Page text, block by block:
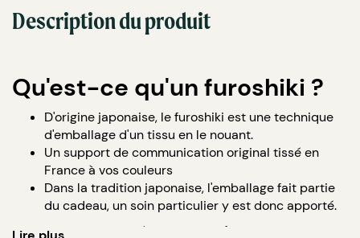
Description du produit
Qu'est-ce qu'un furoshiki ?
D'origine japonaise, le furoshiki est une technique
d'emballage d'un tissu en le nouant.
Un support de communication original tissé en
France à vos couleurs
Dans la tradition japonaise, l'emballage fait partie
du cadeau, un soin particulier y est donc apporté.
Credit Photo : © Aurélie Le Marec/ L’Atelier du